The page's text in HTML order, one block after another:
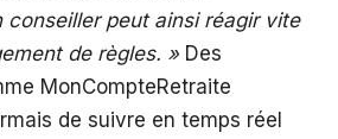
conseiller peut ainsi réagir vite
de règles. »Des
MonCompteRetraite
de suivre en temps réel